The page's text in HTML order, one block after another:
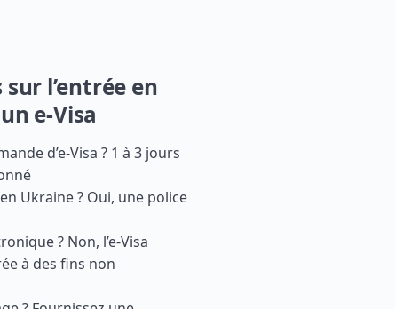
l’entrée en
e-Visa
d’e-Visa ? 1 à 3 jours
Ukraine ? Oui, une police
? Non, l’e-Visa
à des fins non